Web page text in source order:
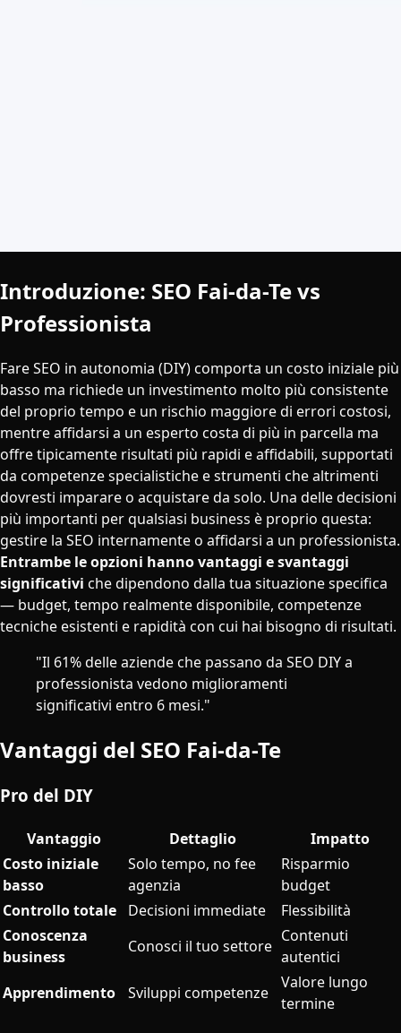
Introduzione: SEO Fai-da-Te vs
Professionista
Fare SEO in autonomia (DIY) comporta un costo iniziale più
basso ma richiede un investimento molto più consistente
del proprio tempo e un rischio maggiore di errori costosi,
mentre affidarsi a un esperto costa di più in parcella ma
offre tipicamente risultati più rapidi e affidabili, supportati
da competenze specialistiche e strumenti che altrimenti
dovresti imparare o acquistare da solo. Una delle decisioni
più importanti per qualsiasi business è proprio questa:
gestire la SEO internamente o affidarsi a un professionista.
Entrambe le opzioni hanno vantaggi e svantaggi
significativi che dipendono dalla tua situazione specifica
— budget, tempo realmente disponibile, competenze
tecniche esistenti e rapidità con cui hai bisogno di risultati.
"Il 61% delle aziende che passano da SEO DIY a
professionista vedono miglioramenti
significativi entro 6 mesi."
Vantaggi del SEO Fai-da-Te
Pro del DIY
Vantaggio Dettaglio
Impatto
Costo iniziale
basso
Solo tempo, no fee
agenzia
Risparmio
budget
Controllo totale
Decisioni immediate
Flessibilità
Conoscenza
business
Conosci il tuo settore
Contenuti
autentici
Apprendimento
Sviluppi competenze
Valore lungo
termine